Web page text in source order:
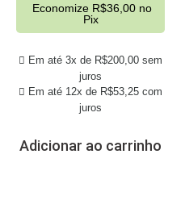
Em até 3x de R$200,00 sem
juros
Em até 12x de R$53,25 com
juros
Economize R$36,00 no
Pix
Adicionar ao carrinho